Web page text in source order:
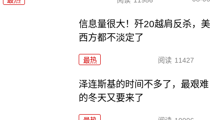
信息量很大！歼20越肩反杀，美
西方都不淡定了
最热 阅读 11427
泽连斯基的时间不多了，最艰难
的冬天又要来了